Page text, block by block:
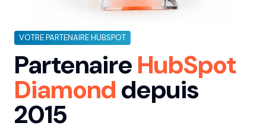
VOTRE PARTENAIRE HUBSPOT
Partenaire HubSpot
Diamond depuis
2015